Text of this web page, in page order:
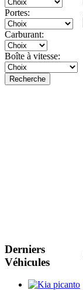
Portes:
Carburant:
Boîte à vitesse:
Recherche
Derniers
Véhicules